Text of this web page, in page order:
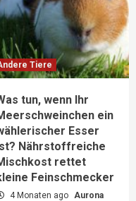
Tiere
tun, wenn Ihr
ein
Esser
Nährstoffreiche
rettet
Feinschmecker
4 Monaten ago Aurona